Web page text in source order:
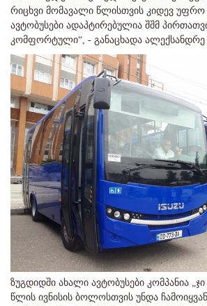
რიცხვი მომავალი წლისთვის კიდევ უფრო
ავტობუსები ადაპტირებულია შშმ
კომფორტული“, - განაცხადა ალექსანდრე
ზუგდიდში ახალი ავტობუსები კომპანია
წლის ივნისის ბოლოსთვის უნდა